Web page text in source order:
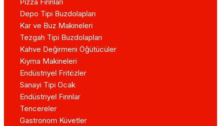
Depo Tipi Buzdolapları
Kar ve Buz Makineleri
Tezgah Tipi Buzdolapları
Kahve Değirmeni Öğütücüler
Kıyma Makineleri
Endüstriyel Fritözler
Sanayi Tipi Ocak
Endüstriyel Fırınlar
Tencereler
Gastronom Küvetler